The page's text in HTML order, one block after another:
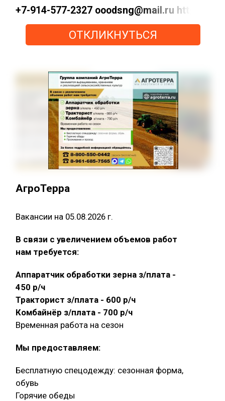
+7-914-577-2327 ooodsng@mail.ru https://
ОТКЛИКНУТЬСЯ
АгроТерра
Вакансии на 05.08.2026 г.
В связи с увеличением объемов работ
нам требуется:
Аппаратчик обработки зерна з/плата -
450 р/ч
Тракторист з/плата - 600 р/ч
Комбайнёр з/плата - 700 р/ч
Временная работа на сезон
Мы предоставляем:
Бесплатную спецодежду: сезонная форма,
обувь
Горячие обеды